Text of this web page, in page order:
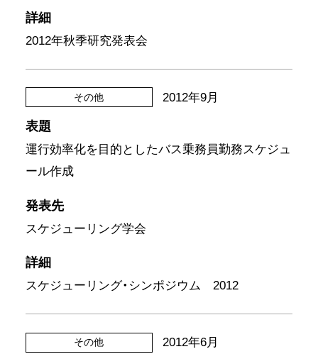
詳細
2012年秋季研究発表会
その他 2012年9月
表題
運行効率化を目的としたバス乗務員勤務スケジュ
ール作成
発表先
スケジューリング学会
詳細
スケジューリング・シンポジウム 2012
その他 2012年6月